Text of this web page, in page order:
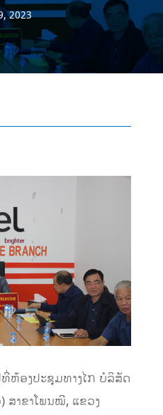
2023
ຫ້ອງປະຊຸມທາງໄກ ບໍລິສັດ
ສາຂາໂພນໝີ, ແຂວງ